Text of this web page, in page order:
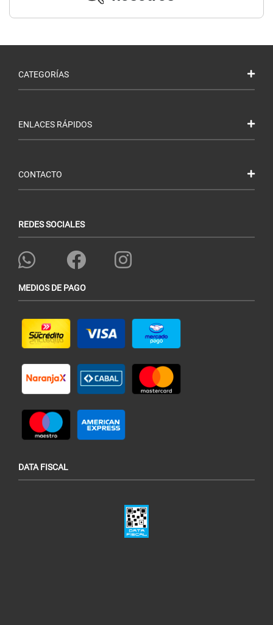
CATEGORÍAS
ENLACES RÁPIDOS
CONTACTO
REDES SOCIALES
MEDIOS DE PAGO
DATA FISCAL